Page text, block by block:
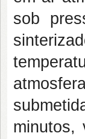
sob
minutos,